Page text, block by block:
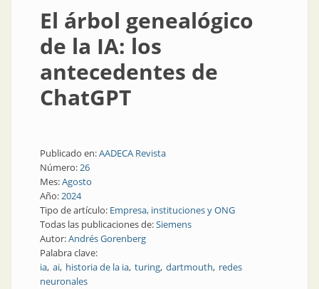
El árbol genealógico
de la IA: los
antecedentes de
ChatGPT
Publicado en:AADECA Revista
Número:26
Mes:Agosto
Año:2024
Tipo de artículo: Empresa, instituciones y ONG
Todas las publicaciones de:Siemens
Autor:Andrés Gorenberg
Palabra clave:
ia ai historia de la ia turing dartmouth redes
neuronales